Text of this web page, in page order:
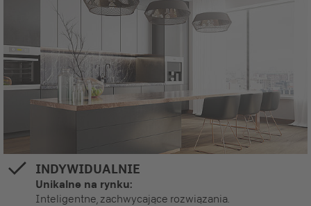
INDYWIDUALNIE
Unikalne na rynku:
Inteligentne, zachwycające rozwiązania.